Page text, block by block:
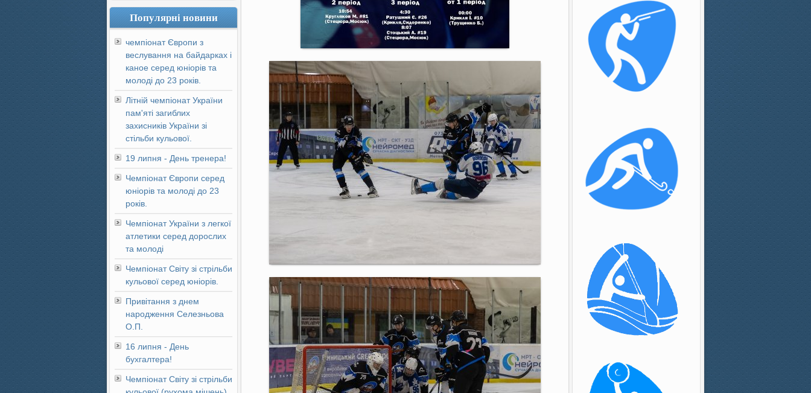
Популярні новини
чемпіонат Європи з
веслування на байдарках і
каное серед юніорів та
молоді до 23 років.
Літній чемпіонат України
пам'яті загиблих
захисників України зі
стільби кульової.
19 липня - День тренера!
Чемпіонат Європи серед
юніорів та молоді до 23
років.
Чемпіонат України з легкої
атлетики серед дорослих
та молоді
Чемпіонат Світу зі стрільби
кульової серед юніорів.
Привітання з днем
народження Селезньова
О.П.
16 липня - День
бухгалтера!
Чемпіонат Світу зі стрільби